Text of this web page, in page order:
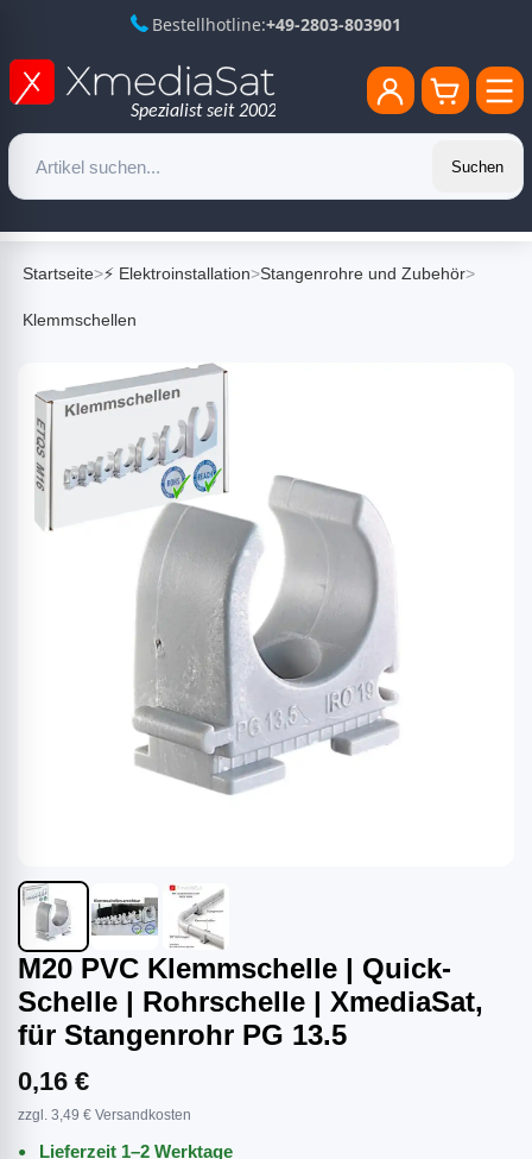
Bestellhotline:+49-2803-803901
Suchen
Startseite>⚡ Elektroinstallation>Stangenrohre und Zubehör>
Klemmschellen
M20 PVC Klemmschelle | Quick-
Schelle | Rohrschelle | XmediaSat,
für Stangenrohr PG 13.5
0,16 €
zzgl. 3,49 € Versandkosten
Lieferzeit 1–2 Werktage